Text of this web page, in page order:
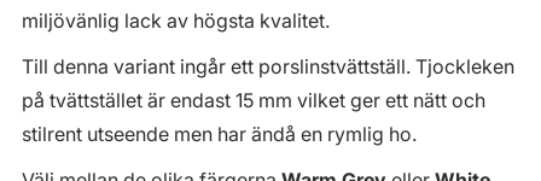
miljövänlig lack av högsta kvalitet.
Till denna variant ingår ett porslinstvättställ. Tjockleken
på tvättstället är endast 15 mm vilket ger ett nätt och
stilrent utseende men har ändå en rymlig ho.